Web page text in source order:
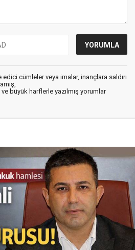
cümleler veya imalar, inançlara saldırı
büyük harflerle yazılmış yorumlar